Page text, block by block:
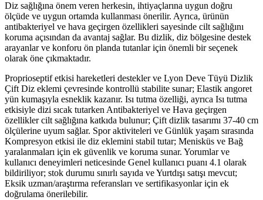
Diz sağlığına önem veren herkesin, ihtiyaçlarına uygun doğru
ölçüde ve uygun ortamda kullanması önerilir. Ayrıca, ürünün
antibakteriyel ve hava geçirgen özellikleri sayesinde cilt sağlığını
koruma açısından da avantaj sağlar. Bu dizlik, diz bölgesine destek
arayanlar ve konforu ön planda tutanlar için önemli bir seçenek
olarak öne çıkmaktadır.
Proprioseptif etkisi hareketleri destekler ve Lyon Deve Tüyü Dizlik
Çift Diz eklemi çevresinde kontrollü stabilite sunar; Elastik angoret
yün kumaşıyla esneklik kazanır. Isı tutma özelliği, ayrıca Isı tutma
etkisiyle dizi sıcak tutarken Antibakteriyel ve Hava geçirgen
özellikler cilt sağlığına katkıda bulunur; Çift dizlik tasarımı 37-40 cm
ölçülerine uyum sağlar. Spor aktiviteleri ve Günlük yaşam sırasında
Kompresyon etkisi ile diz eklemini stabil tutar; Menisküs ve Bağ
yaralanmaları için ek güvenlik ve koruma sunar. Yorumlar ve
kullanıcı deneyimleri neticesinde Genel kullanıcı puanı 4.1 olarak
bildiriliyor; stok durumu sınırlı sayıda ve Yurtdışı satışı mevcut;
Eksik uzman/araştırma referansları ve sertifikasyonlar için ek
doğrulama önerilebilir.